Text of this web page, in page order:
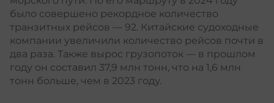
было совершено рекордное количество
транзитных рейсов — 92. Китайские судоходные
компании увеличили количество рейсов почти в
два раза. Также вырос грузопоток — в прошлом
году он составил 37,9 млн тонн, что на 1,6 млн
тонн больше, чем в 2023 году.